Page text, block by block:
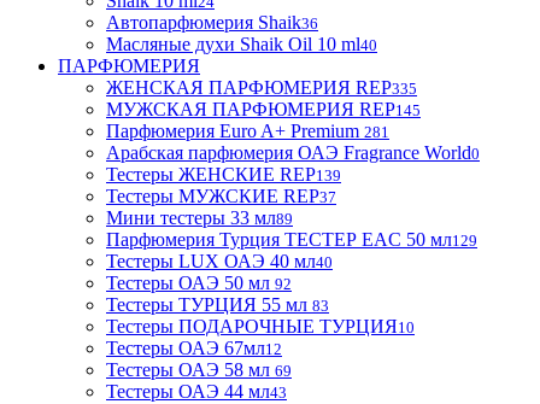
Автопарфюмерия Shaik36
Масляные духи Shaik Oil 10 ml40
ПАРФЮМЕРИЯ
ЖЕНСКАЯ ПАРФЮМЕРИЯ REP335
МУЖСКАЯ ПАРФЮМЕРИЯ REP145
Парфюмерия Euro A+ Premium 281
Арабская парфюмерия ОАЭ Fragrance World0
Тестеры ЖЕНСКИЕ REP139
Тестеры МУЖСКИЕ REP37
Мини тестеры 33 мл89
Парфюмерия Турция ТЕСТЕР EAC 50 мл129
Тестеры LUX ОАЭ 40 мл40
Тестеры ОАЭ 50 мл 92
Тестеры ТУРЦИЯ 55 мл 83
Тестеры ПОДАРОЧНЫЕ ТУРЦИЯ10
Тестеры ОАЭ 67мл12
Тестеры ОАЭ 58 мл 69
Тестеры ОАЭ 44 мл43